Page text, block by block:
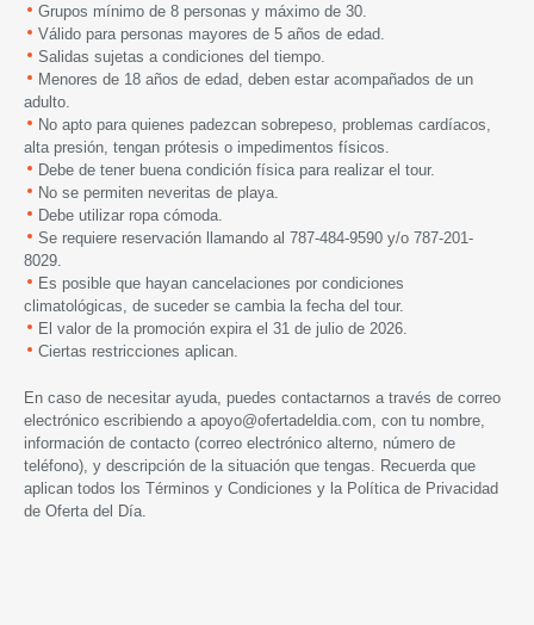
Grupos mínimo de 8 personas y máximo de 30.
Válido para personas mayores de 5 años de edad.
Salidas sujetas a condiciones del tiempo.
Menores de 18 años de edad, deben estar acompañados de un
adulto.
No apto para quienes padezcan sobrepeso, problemas cardíacos,
alta presión, tengan prótesis o impedimentos físicos.
Debe de tener buena condición física para realizar el tour.
No se permiten neveritas de playa.
Debe utilizar ropa cómoda.
Se requiere reservación llamando al 787-484-9590 y/o 787-201-
8029.
Es posible que hayan cancelaciones por condiciones
climatológicas, de suceder se cambia la fecha del tour.
El valor de la promoción expira el 31 de julio de 2026.
Ciertas restricciones aplican.
En caso de necesitar ayuda, puedes contactarnos a través de correo
electrónico escribiendo a apoyo@ofertadeldia.com, con tu nombre,
información de contacto (correo electrónico alterno, número de
teléfono), y descripción de la situación que tengas. Recuerda que
aplican todos los Términos y Condiciones y la Política de Privacidad
de Oferta del Día.